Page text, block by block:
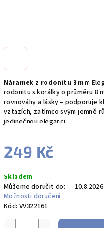
Náramek z rodonitu 8 mm
rodonitu s korálky o průměru 8
rovnováhy a lásky – podporuje
vztazích, zatímco svým jemně
jedinečnou eleganci.
249 Kč
cena:
Skladem
Můžeme doručit do:
10.8.2026
Možnosti doručení
Kód: VV322161